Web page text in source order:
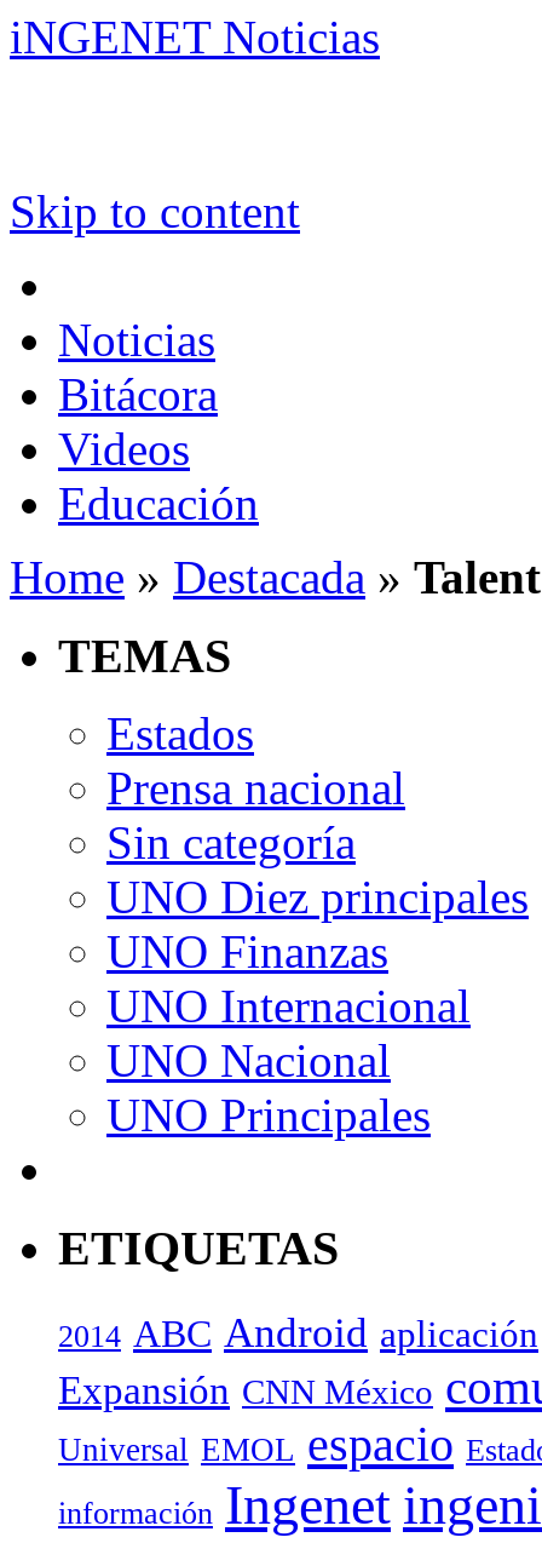
iNGENET Noticias
Skip to content
Noticias
Bitácora
Videos
Educación
Home » Destacada »
TEMAS
Estados
Prensa nacional
Sin categoría
UNO Diez principales
UNO Finanzas
UNO Internacional
UNO Nacional
UNO Principales
ETIQUETAS
2014 ABC Android aplicación
Expansión CNN México
Universal EMOL espacio
información Ingenet